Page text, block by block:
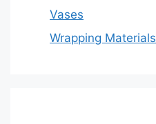
Vases
Wrapping Materials